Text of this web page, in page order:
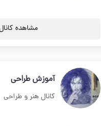
مشاهده
آموزش طراحی
کانال هنر و طراحی